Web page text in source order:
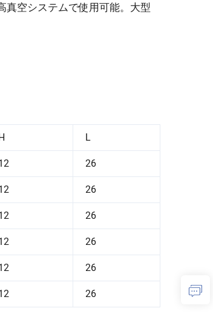
真空システムで使用可能。大型
L
26
26
26
26
26
26